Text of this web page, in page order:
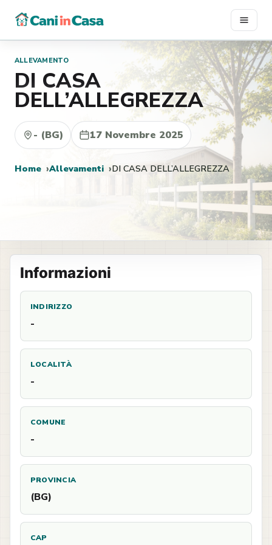
contenuto
ALLEVAMENTO
DI CASA
DELL’ALLEGREZZA
- (BG) 17 Novembre 2025
Home Allevamenti DI CASA DELL’ALLEGREZZA
Informazioni
INDIRIZZO
-
LOCALITÀ
-
COMUNE
-
PROVINCIA
(BG)
CAP